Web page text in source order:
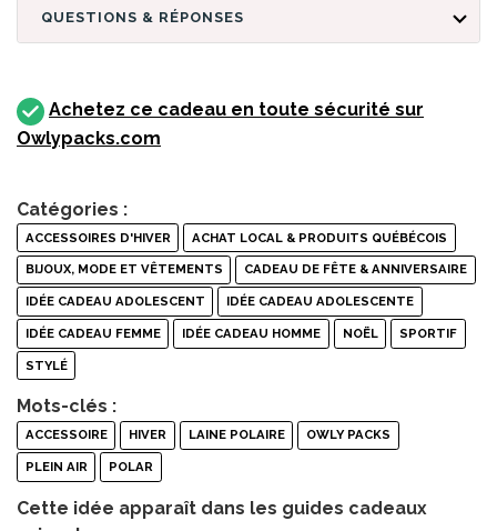
QUESTIONS & RÉPONSES
Achetez ce cadeau en toute sécurité sur
Owlypacks.com
Catégories :
ACCESSOIRES D'HIVER ACHAT LOCAL & PRODUITS QUÉBÉCOIS
BIJOUX, MODE ET VÊTEMENTS CADEAU DE FÊTE & ANNIVERSAIRE
IDÉE CADEAU ADOLESCENT IDÉE CADEAU ADOLESCENTE
IDÉE CADEAU FEMME IDÉE CADEAU HOMME NOËL SPORTIF
STYLÉ
Mots-clés :
ACCESSOIRE HIVER LAINE POLAIRE OWLY PACKS
PLEIN AIR POLAR
Cette idée apparaît dans les guides cadeaux